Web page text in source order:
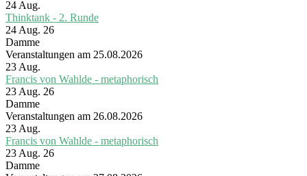
24Aug.
Thinktank - 2. Runde
24 Aug. 26
Damme
Veranstaltungen am 25.08.2026
23Aug.
Francis von Wahlde - metaphorisch
23 Aug. 26
Damme
Veranstaltungen am 26.08.2026
23Aug.
Francis von Wahlde - metaphorisch
23 Aug. 26
Damme